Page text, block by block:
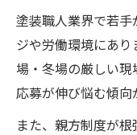
塗装職人業界で若
ジや労働環境にあ
場・冬場の厳しい
応募が伸び悩む傾向
また、親方制度が